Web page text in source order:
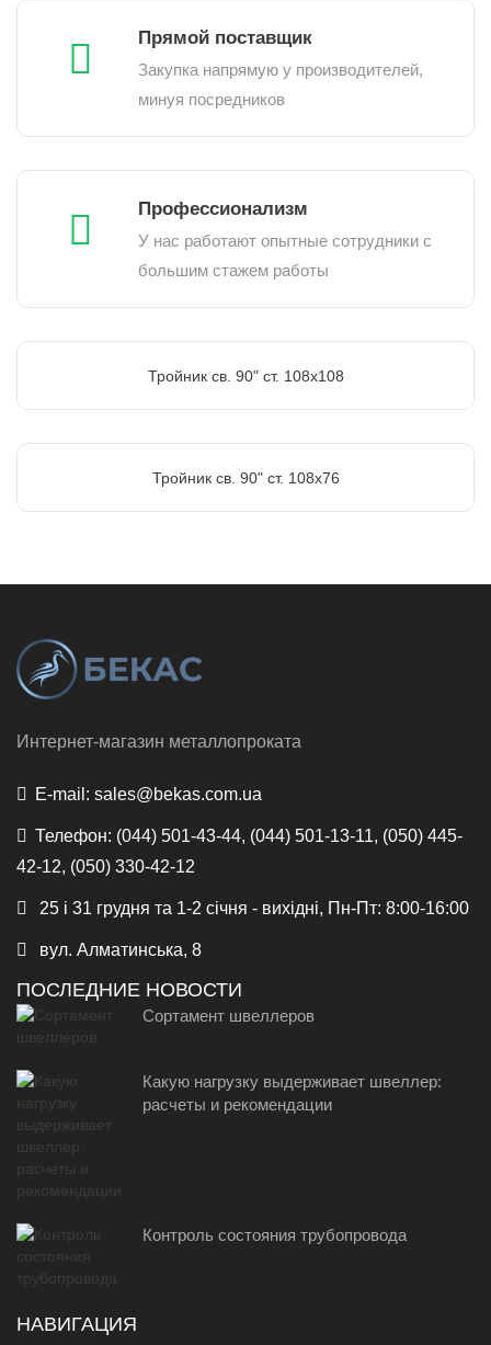
Прямой поставщик
Закупка напрямую у производителей,
минуя посредников
Профессионализм
У нас работают опытные сотрудники с
большим стажем работы
Тройник св. 90" ст. 108х108
Тройник св. 90" ст. 108х76
Интернет-магазин металлопроката
E-mail: sales@bekas.com.ua
Телефон: (044) 501-43-44, (044) 501-13-11, (050) 445-
42-12, (050) 330-42-12
25 і 31 грудня та 1-2 січня - вихідні, Пн-Пт: 8:00-16:00
вул. Алматинська, 8
ПОСЛЕДНИЕ НОВОСТИ
Сортамент швеллеров
Какую нагрузку выдерживает швеллер:
расчеты и рекомендации
Контроль состояния трубопровода
НАВИГАЦИЯ